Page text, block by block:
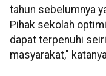
tahun sebelumnya
Pihak sekolah
dapat terpenuhi
masyarakat,"